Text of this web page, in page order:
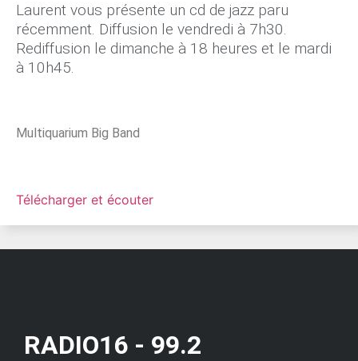
Laurent vous présente un cd de jazz paru
récemment. Diffusion le vendredi à 7h30.
Rediffusion le dimanche à 18 heures et le mardi
à 10h45.
Multiquarium Big Band
Télécharger et écouter
RADIO16 - 99.2